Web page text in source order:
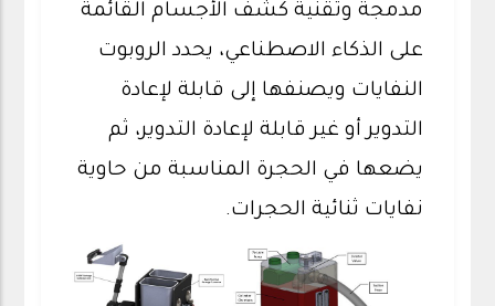
مدمجة وتقنية كشف الأجسام القائمة
على الذكاء الاصطناعي، يحدد الروبوت
النفايات ويصنفها إلى قابلة لإعادة
التدوير أو غير قابلة لإعادة التدوير، ثم
يضعها في الحجرة المناسبة من حاوية
نفايات ثنائية الحجرات.